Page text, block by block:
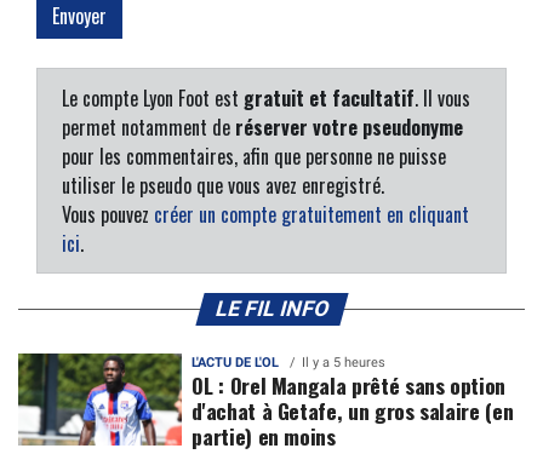
Le compte Lyon Foot est gratuit et facultatif. Il vous
permet notamment de réserver votre pseudonyme
pour les commentaires, afin que personne ne puisse
utiliser le pseudo que vous avez enregistré.
Vous pouvez créer un compte gratuitement en cliquant
ici.
LE FIL INFO
L'ACTU DE L'OL Il y a 5 heures
OL : Orel Mangala prêté sans option
d'achat à Getafe, un gros salaire (en
partie) en moins